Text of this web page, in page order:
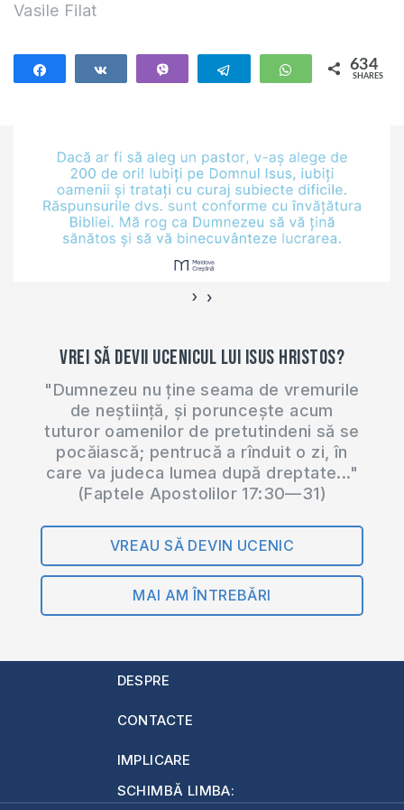
Vasile Filat
Telegram WhatsApp
634
SHARES
‹ ›
Vrei să devii ucenicul lui Isus Hristos?
"Dumnezeu nu ține seama de vremurile
de neștiință, și poruncește acum
tuturor oamenilor de pretutindeni să se
pocăiască; pentrucă a rînduit o zi, în
care va judeca lumea după dreptate..."
(Faptele Apostolilor 17:30—31)
VREAU SĂ DEVIN UCENIC
MAI AM ÎNTREBĂRI
DESPRE
CONTACTE
IMPLICARE
SCHIMBĂ LIMBA: